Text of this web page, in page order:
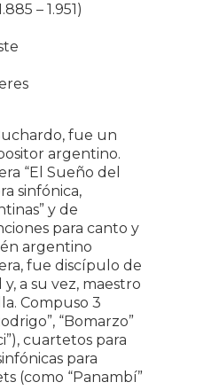
– 1.951)
fue un
argentino.
“El Sueño del
sinfónica,
y de
para canto y
argentino
fue discípulo de
a su vez, maestro
Compuso 3
“Bomarzo”
cuartetos para
para
(como “Panambí”